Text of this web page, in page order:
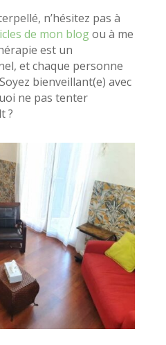
n’hésitez pas à
de mon blogou à me
est un
et chaque personne
bienveillant(e) avec
ne pas tenter
?